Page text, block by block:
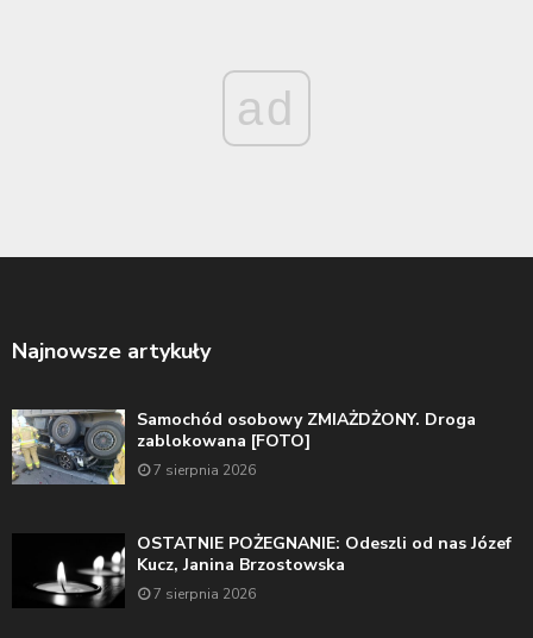
ad
Najnowsze artykuły
Samochód osobowy ZMIAŻDŻONY. Droga
zablokowana [FOTO]
7 sierpnia 2026
OSTATNIE POŻEGNANIE: Odeszli od nas Józef
Kucz, Janina Brzostowska
7 sierpnia 2026